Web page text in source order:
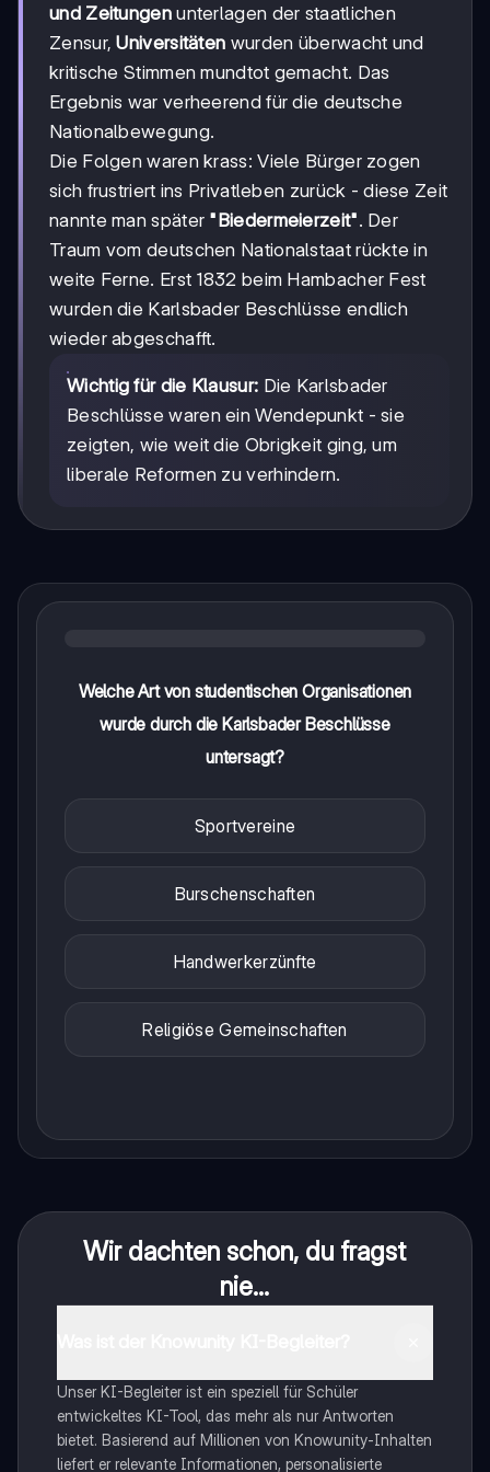
und Zeitungenunterlagen der staatlichen
Zensur,Universitäten wurden überwacht und
kritische Stimmen mundtot gemacht. Das
Ergebnis war verheerend für die deutsche
Nationalbewegung.
Die Folgen waren krass: Viele Bürger zogen
sich frustriert ins Privatleben zurück - diese Zeit
nannte man später "Biedermeierzeit". Der
Traum vom deutschen Nationalstaat rückte in
weite Ferne. Erst 1832 beim Hambacher Fest
wurden die Karlsbader Beschlüsse endlich
wieder abgeschafft.
Wichtig für die Klausur: Die Karlsbader
Beschlüsse waren ein Wendepunkt - sie
zeigten, wie weit die Obrigkeit ging, um
liberale Reformen zu verhindern.
Welche Art von studentischen Organisationen
wurde durch die Karlsbader Beschlüsse
untersagt?
Sportvereine
Burschenschaften
Handwerkerzünfte
Religiöse Gemeinschaften
Wir dachten schon, du fragst
nie...
Unser KI-Begleiter ist ein speziell für Schüler
entwickeltes KI-Tool, das mehr als nur Antworten
bietet. Basierend auf Millionen von Knowunity-Inhalten
liefert er relevante Informationen, personalisierte